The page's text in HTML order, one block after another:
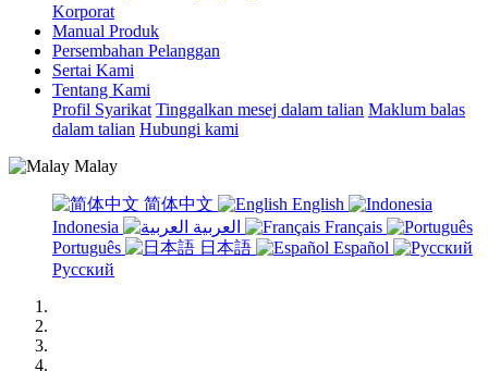
Korporat
Manual Produk
Persembahan Pelanggan
Sertai Kami
Tentang Kami
Profil Syarikat Tinggalkan mesej dalam talian Maklum balas
dalam talian Hubungi kami
Malay
简体中文
English
Indonesia
Français
Português
日本語
Español
Русский